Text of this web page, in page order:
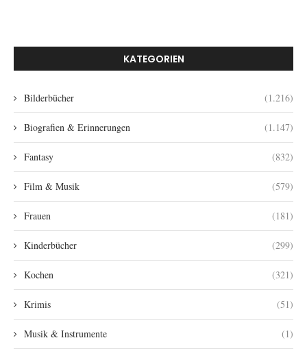
KATEGORIEN
Bilderbücher (1.216)
Biografien & Erinnerungen (1.147)
Fantasy (832)
Film & Musik (579)
Frauen (181)
Kinderbücher (299)
Kochen (321)
Krimis (51)
Musik & Instrumente (1)